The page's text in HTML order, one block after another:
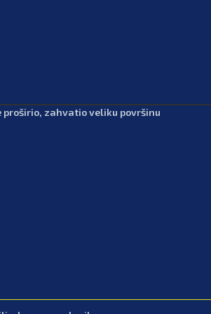
proširio, zahvatio veliku površinu